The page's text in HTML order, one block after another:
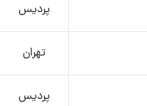
پردیس
تهران
پردیس